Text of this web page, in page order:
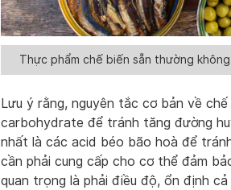
Thực phẩm chế biến sẵn thường
Lưu ý rằng, nguyên tắc cơ bản về
carbohydrate để tránh tăng đường
nhất là các acid béo bão hoà để
cần phải cung cấp cho cơ thể đảm
quan trọng là phải điều độ, ổn định